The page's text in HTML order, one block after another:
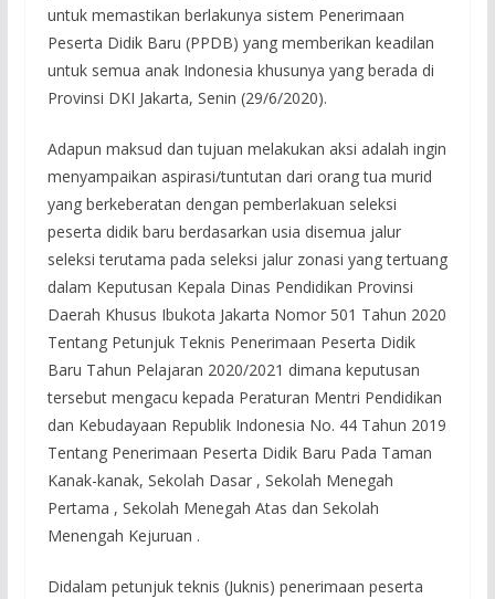
untuk memastikan berlakunya sistem Penerimaan
Peserta Didik Baru (PPDB) yang memberikan keadilan
untuk semua anak Indonesia khusunya yang berada di
Provinsi DKI Jakarta, Senin (29/6/2020).
Adapun maksud dan tujuan melakukan aksi adalah ingin
menyampaikan aspirasi/tuntutan dari orang tua murid
yang berkeberatan dengan pemberlakuan seleksi
peserta didik baru berdasarkan usia disemua jalur
seleksi terutama pada seleksi jalur zonasi yang tertuang
dalam Keputusan Kepala Dinas Pendidikan Provinsi
Daerah Khusus Ibukota Jakarta Nomor 501 Tahun 2020
Tentang Petunjuk Teknis Penerimaan Peserta Didik
Baru Tahun Pelajaran 2020/2021 dimana keputusan
tersebut mengacu kepada Peraturan Mentri Pendidikan
dan Kebudayaan Republik Indonesia No. 44 Tahun 2019
Tentang Penerimaan Peserta Didik Baru Pada Taman
Kanak-kanak, Sekolah Dasar , Sekolah Menegah
Pertama , Sekolah Menegah Atas dan Sekolah
Menengah Kejuruan .
Didalam petunjuk teknis (Juknis) penerimaan peserta